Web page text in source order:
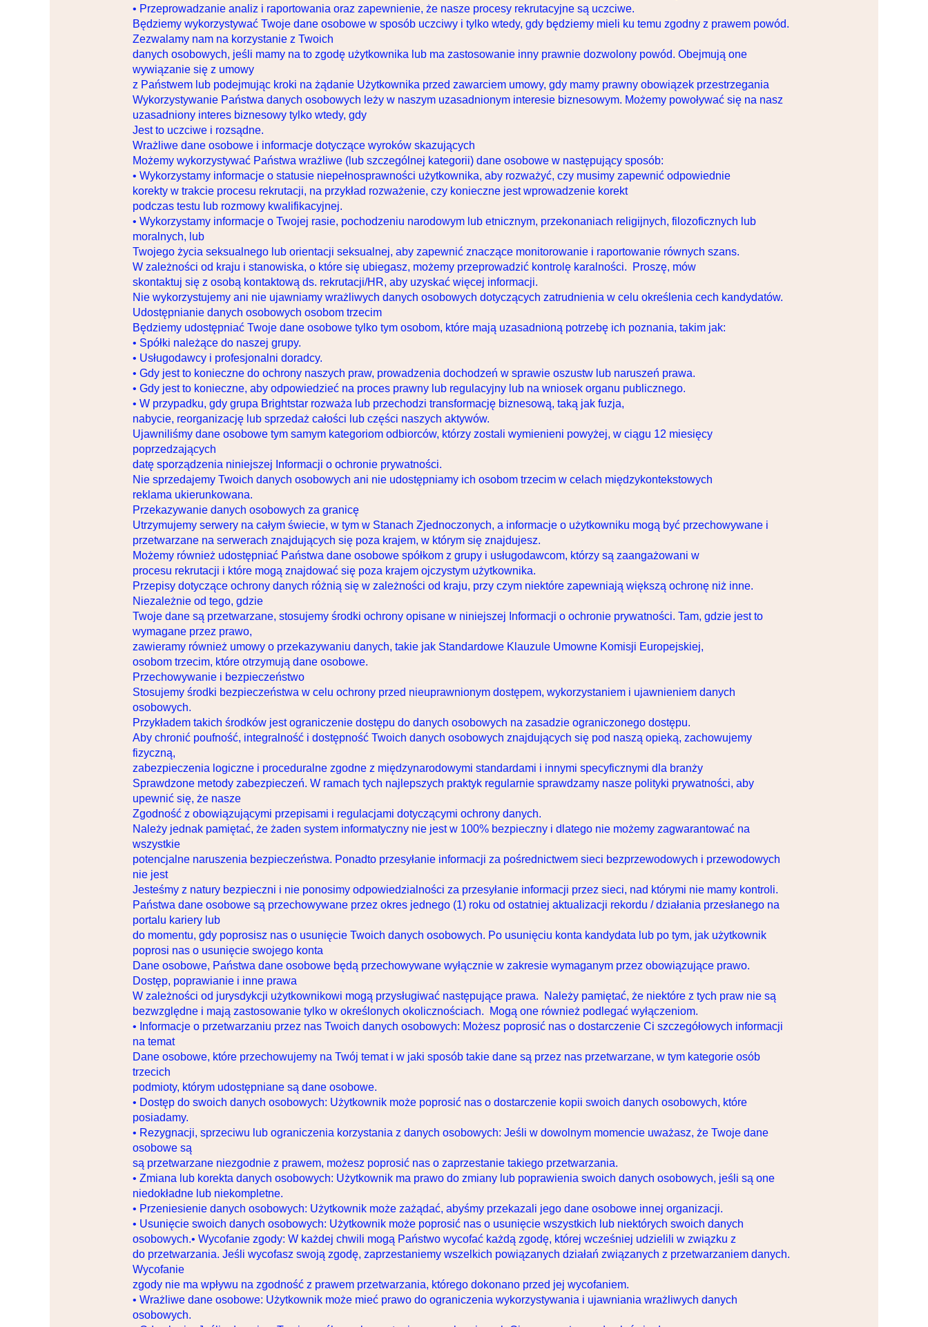
• Przeprowadzanie analiz i raportowania oraz zapewnienie, że nasze procesy rekrutacyjne są uczciwe.
Będziemy wykorzystywać Twoje dane osobowe w sposób uczciwy i tylko wtedy, gdy będziemy mieli ku temu zgodny z prawem powód.
Zezwalamy nam na korzystanie z Twoich
danych osobowych, jeśli mamy na to zgodę użytkownika lub ma zastosowanie inny prawnie dozwolony powód. Obejmują one
wywiązanie się z umowy
z Państwem lub podejmując kroki na żądanie Użytkownika przed zawarciem umowy, gdy mamy prawny obowiązek przestrzegania
Wykorzystywanie Państwa danych osobowych leży w naszym uzasadnionym interesie biznesowym. Możemy powoływać się na nasz
uzasadniony interes biznesowy tylko wtedy, gdy
Jest to uczciwe i rozsądne.
Wrażliwe dane osobowe i informacje dotyczące wyroków skazujących
Możemy wykorzystywać Państwa wrażliwe (lub szczególnej kategorii) dane osobowe w następujący sposób:
• Wykorzystamy informacje o statusie niepełnosprawności użytkownika, aby rozważyć, czy musimy zapewnić odpowiednie
korekty w trakcie procesu rekrutacji, na przykład rozważenie, czy konieczne jest wprowadzenie korekt
podczas testu lub rozmowy kwalifikacyjnej.
• Wykorzystamy informacje o Twojej rasie, pochodzeniu narodowym lub etnicznym, przekonaniach religijnych, filozoficznych lub
moralnych, lub
Twojego życia seksualnego lub orientacji seksualnej, aby zapewnić znaczące monitorowanie i raportowanie równych szans.
W zależności od kraju i stanowiska, o które się ubiegasz, możemy przeprowadzić kontrolę karalności. Proszę, mów
skontaktuj się z osobą kontaktową ds. rekrutacji/HR, aby uzyskać więcej informacji.
Nie wykorzystujemy ani nie ujawniamy wrażliwych danych osobowych dotyczących zatrudnienia w celu określenia cech kandydatów.
Udostępnianie danych osobowych osobom trzecim
Będziemy udostępniać Twoje dane osobowe tylko tym osobom, które mają uzasadnioną potrzebę ich poznania, takim jak:
• Spółki należące do naszej grupy.
• Usługodawcy i profesjonalni doradcy.
• Gdy jest to konieczne do ochrony naszych praw, prowadzenia dochodzeń w sprawie oszustw lub naruszeń prawa.
• Gdy jest to konieczne, aby odpowiedzieć na proces prawny lub regulacyjny lub na wniosek organu publicznego.
• W przypadku, gdy grupa Brightstar rozważa lub przechodzi transformację biznesową, taką jak fuzja,
nabycie, reorganizację lub sprzedaż całości lub części naszych aktywów.
Ujawniliśmy dane osobowe tym samym kategoriom odbiorców, którzy zostali wymienieni powyżej, w ciągu 12 miesięcy
poprzedzających
datę sporządzenia niniejszej Informacji o ochronie prywatności.
Nie sprzedajemy Twoich danych osobowych ani nie udostępniamy ich osobom trzecim w celach międzykontekstowych
reklama ukierunkowana.
Przekazywanie danych osobowych za granicę
Utrzymujemy serwery na całym świecie, w tym w Stanach Zjednoczonych, a informacje o użytkowniku mogą być przechowywane i
przetwarzane na serwerach znajdujących się poza krajem, w którym się znajdujesz.
Możemy również udostępniać Państwa dane osobowe spółkom z grupy i usługodawcom, którzy są zaangażowani w
procesu rekrutacji i które mogą znajdować się poza krajem ojczystym użytkownika.
Przepisy dotyczące ochrony danych różnią się w zależności od kraju, przy czym niektóre zapewniają większą ochronę niż inne.
Niezależnie od tego, gdzie
Twoje dane są przetwarzane, stosujemy środki ochrony opisane w niniejszej Informacji o ochronie prywatności. Tam, gdzie jest to
wymagane przez prawo,
zawieramy również umowy o przekazywaniu danych, takie jak Standardowe Klauzule Umowne Komisji Europejskiej,
osobom trzecim, które otrzymują dane osobowe.
Przechowywanie i bezpieczeństwo
Stosujemy środki bezpieczeństwa w celu ochrony przed nieuprawnionym dostępem, wykorzystaniem i ujawnieniem danych
osobowych.
Przykładem takich środków jest ograniczenie dostępu do danych osobowych na zasadzie ograniczonego dostępu.
Aby chronić poufność, integralność i dostępność Twoich danych osobowych znajdujących się pod naszą opieką, zachowujemy
fizyczną,
zabezpieczenia logiczne i proceduralne zgodne z międzynarodowymi standardami i innymi specyficznymi dla branży
Sprawdzone metody zabezpieczeń. W ramach tych najlepszych praktyk regularnie sprawdzamy nasze polityki prywatności, aby
upewnić się, że nasze
Zgodność z obowiązującymi przepisami i regulacjami dotyczącymi ochrony danych.
Należy jednak pamiętać, że żaden system informatyczny nie jest w 100% bezpieczny i dlatego nie możemy zagwarantować na
wszystkie
potencjalne naruszenia bezpieczeństwa. Ponadto przesyłanie informacji za pośrednictwem sieci bezprzewodowych i przewodowych
nie jest
Jesteśmy z natury bezpieczni i nie ponosimy odpowiedzialności za przesyłanie informacji przez sieci, nad którymi nie mamy kontroli.
Państwa dane osobowe są przechowywane przez okres jednego (1) roku od ostatniej aktualizacji rekordu / działania przesłanego na
portalu kariery lub
do momentu, gdy poprosisz nas o usunięcie Twoich danych osobowych. Po usunięciu konta kandydata lub po tym, jak użytkownik
poprosi nas o usunięcie swojego konta
Dane osobowe, Państwa dane osobowe będą przechowywane wyłącznie w zakresie wymaganym przez obowiązujące prawo.
Dostęp, poprawianie i inne prawa
W zależności od jurysdykcji użytkownikowi mogą przysługiwać następujące prawa. Należy pamiętać, że niektóre z tych praw nie są
bezwzględne i mają zastosowanie tylko w określonych okolicznościach. Mogą one również podlegać wyłączeniom.
• Informacje o przetwarzaniu przez nas Twoich danych osobowych: Możesz poprosić nas o dostarczenie Ci szczegółowych informacji
na temat
Dane osobowe, które przechowujemy na Twój temat i w jaki sposób takie dane są przez nas przetwarzane, w tym kategorie osób
trzecich
podmioty, którym udostępniane są dane osobowe.
• Dostęp do swoich danych osobowych: Użytkownik może poprosić nas o dostarczenie kopii swoich danych osobowych, które
posiadamy.
• Rezygnacji, sprzeciwu lub ograniczenia korzystania z danych osobowych: Jeśli w dowolnym momencie uważasz, że Twoje dane
osobowe są
są przetwarzane niezgodnie z prawem, możesz poprosić nas o zaprzestanie takiego przetwarzania.
• Zmiana lub korekta danych osobowych: Użytkownik ma prawo do zmiany lub poprawienia swoich danych osobowych, jeśli są one
niedokładne lub niekompletne.
• Przeniesienie danych osobowych: Użytkownik może zażądać, abyśmy przekazali jego dane osobowe innej organizacji.
• Usunięcie swoich danych osobowych: Użytkownik może poprosić nas o usunięcie wszystkich lub niektórych swoich danych
osobowych.• Wycofanie zgody: W każdej chwili mogą Państwo wycofać każdą zgodę, której wcześniej udzielili w związku z
do przetwarzania. Jeśli wycofasz swoją zgodę, zaprzestaniemy wszelkich powiązanych działań związanych z przetwarzaniem danych.
Wycofanie
zgody nie ma wpływu na zgodność z prawem przetwarzania, którego dokonano przed jej wycofaniem.
• Wrażliwe dane osobowe: Użytkownik może mieć prawo do ograniczenia wykorzystywania i ujawniania wrażliwych danych
osobowych.